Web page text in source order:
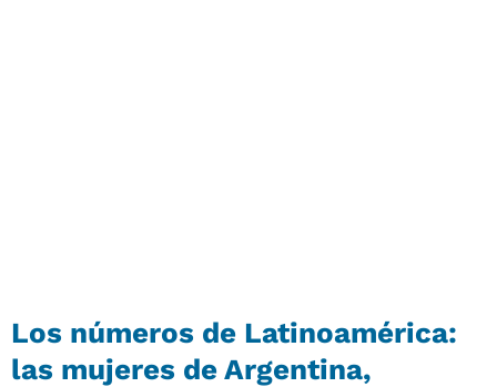
Los números de Latinoamérica:
las mujeres de Argentina,